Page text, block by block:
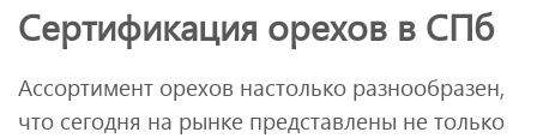
Сертификация орехов в СПб
Ассортимент орехов настолько разнообразен,
что сегодня на рынке представлены не только